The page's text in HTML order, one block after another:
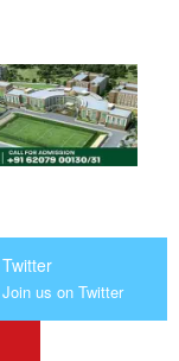
Twitter
Join us on Twitter